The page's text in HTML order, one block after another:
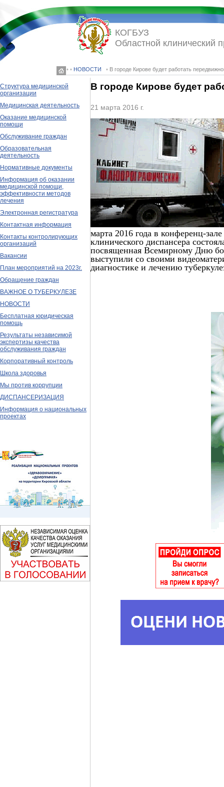
◦ ◦ НОВОСТИ ◦ В городе Кирове будет работать
КОГБУЗ
Областной клинический
Структура медицинской
организации
Медицинская деятельность
Оказание медицинской
помощи
Обслуживание граждан
Образовательная
деятельность
Нормативные документы
Информация об оказании
медицинской помощи,
эффективности методов
лечения
Электронная регистратура
Контактная информация
Контакты контролирующих
организаций
Вакансии
План мероприятий на 2023г.
Обращение граждан
ВАЖНОЕ О ТУБЕРКУЛЕЗЕ
НОВОСТИ
Бесплатная юридическая
помощь
Результаты независимой
экспертизы качества
обслуживания граждан
Корпоративный контроль
Школа здоровья
Мы против коррупции
ДИСПАНСЕРИЗАЦИЯ
Информация о национальных
проектах
В городе Кирове будет
21 марта 2016 г.
марта 2016 года в конференц-
клинического диспансера
посвященная Всемирному Дню
выступили со своими
диагностике и лечению